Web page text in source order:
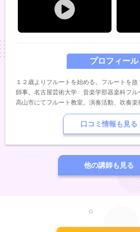
プロフィール
１２歳よりフルートを始める。フルートを
師事。名古屋芸術大学 音楽学部器楽科フル
高山市にてフルート教室。演奏活動、吹奏楽
口コミ情報も見る
他の講師も見る